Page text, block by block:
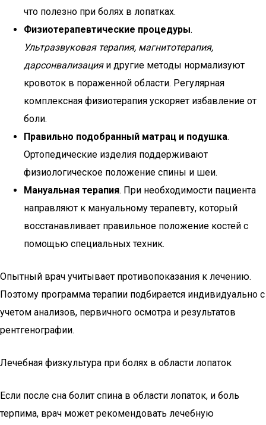
что полезно при болях в лопатках.
Физиотерапевтические процедуры.
Ультразвуковая терапия, магнитотерапия,
дарсонвализацияи другие методы нормализуют
кровоток в пораженной области. Регулярная
комплексная физиотерапия ускоряет избавление от
боли.
Правильно подобранный матрац и подушка.
Ортопедические изделия поддерживают
физиологическое положение спины и шеи.
Мануальная терапия. При необходимости пациента
направляют к мануальному терапевту, который
восстанавливает правильное положение костей с
помощью специальных техник.
Опытный врач учитывает противопоказания к лечению.
Поэтому программа терапии подбирается индивидуально с
учетом анализов, первичного осмотра и результатов
рентгенографии.
Лечебная физкультура при болях в области лопаток
Если после сна болит спина в области лопаток, и боль
терпима, врач может рекомендовать лечебную